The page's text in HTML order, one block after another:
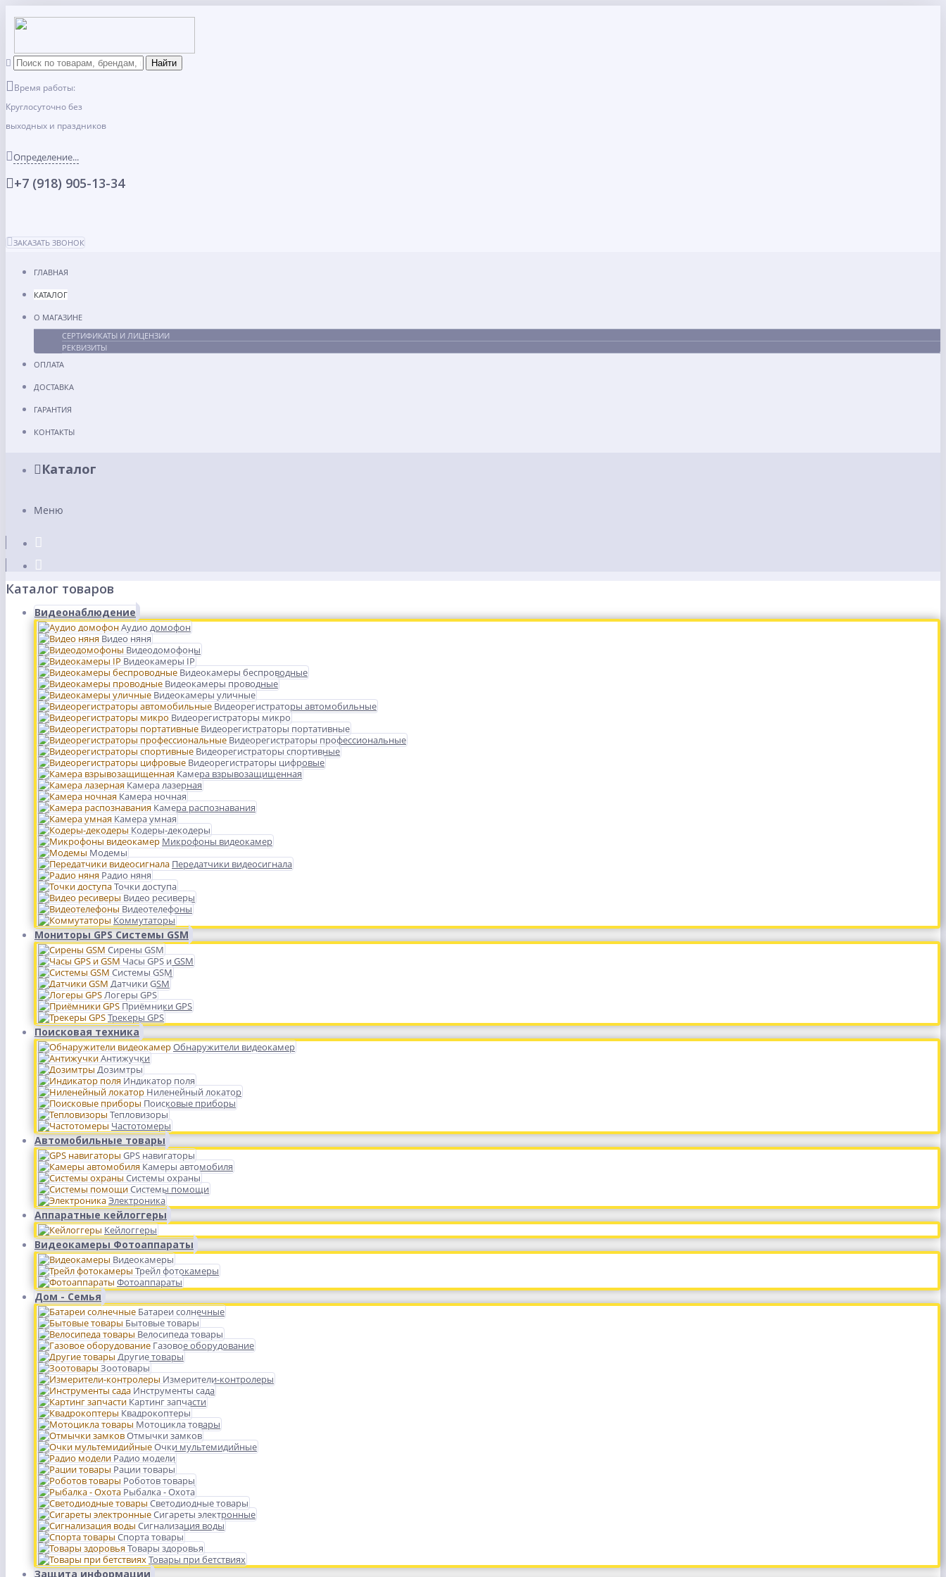
Время работы:
Круглосуточно без
выходных и праздников
Определение...
+7 (918) 905-13-34
ЗАКАЗАТЬ ЗВОНОК
ГЛАВНАЯ
КАТАЛОГ
О МАГАЗИНЕ
СЕРТИФИКАТЫ И ЛИЦЕНЗИИ
РЕКВИЗИТЫ
ОПЛАТА
ДОСТАВКА
ГАРАНТИЯ
КОНТАКТЫ
Каталог
Меню
Каталог товаров
Видеонаблюдение
Аудио домофон
Видео няня
Видеодомофоны
Видеокамеры IP
Видеокамеры беспроводные
Видеокамеры проводные
Видеокамеры уличные
Видеорегистраторы автомобильные
Видеорегистраторы микро
Видеорегистраторы портативные
Видеорегистраторы профессиональные
Видеорегистраторы спортивные
Видеорегистраторы цифровые
Камера взрывозащищенная
Камера лазерная
Камера ночная
Камера распознавания
Камера умная
Кодеры-декодеры
Микрофоны видеокамер
Модемы
Передатчики видеосигнала
Радио няня
Точки доступа
Видео ресиверы
Видеотелефоны
Коммутаторы
Мониторы GPS Системы GSM
Сирены GSM
Часы GPS и GSM
Системы GSM
Датчики GSM
Логеры GPS
Приёмники GPS
Трекеры GPS
Поисковая техника
Обнаружители видеокамер
Антижучки
Дозимтры
Индикатор поля
Ниленейный локатор
Поисковые приборы
Тепловизоры
Частотомеры
Автомобильные товары
GPS навигаторы
Камеры автомобиля
Системы охраны
Системы помощи
Электроника
Аппаратные кейлоггеры
Кейлоггеры
Видеокамеры Фотоаппараты
Видеокамеры
Трейл фотокамеры
Фотоаппараты
Дом - Семья
Батареи солнечные
Бытовые товары
Велосипеда товары
Газовое оборудование
Другие товары
Зоотовары
Измерители-контролеры
Инструменты сада
Картинг запчасти
Квадрокоптеры
Мотоцикла товары
Отмычки замков
Очки мультемидийные
Радио модели
Рации товары
Роботов товары
Рыбалка - Охота
Светодиодные товары
Сигареты электронные
Сигнализация воды
Спорта товары
Товары здоровья
Товары при бетствиях
Защита информации